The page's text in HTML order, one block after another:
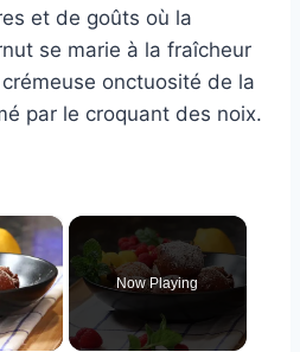
et de goûts où la
se marie à la fraîcheur
onctuosité de la
par le croquant des noix.
×
Video
Now Playing